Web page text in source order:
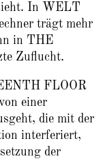
In WELT
trägt mehr
in THE
Zuflucht.
FLOOR
einer
die mit der
interferiert,
der